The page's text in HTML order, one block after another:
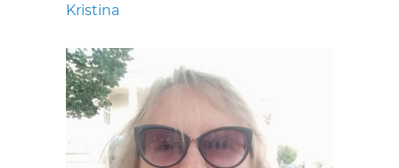
Kristina